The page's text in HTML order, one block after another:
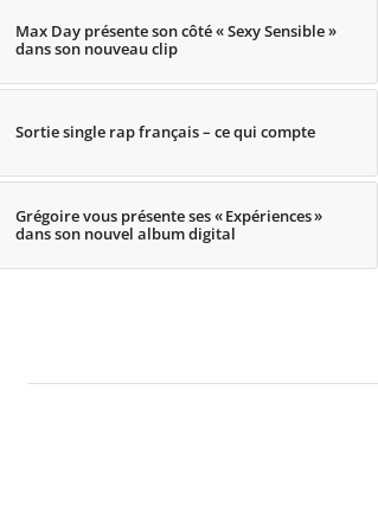
Max Day présente son côté « Sexy Sensible »
dans son nouveau clip
Sortie single rap français – ce qui compte
Grégoire vous présente ses « Expériences »
dans son nouvel album digital